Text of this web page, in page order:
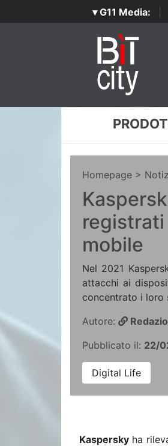
▾ G11 Media:
Homepage >
mobile
Nel 2021
attacchi ai
concentrato i loro
Autore:
Pubblicato il: 22/
Digital Life
Kaspersky ha